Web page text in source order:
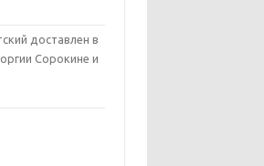
доставлен в
Сорокине и